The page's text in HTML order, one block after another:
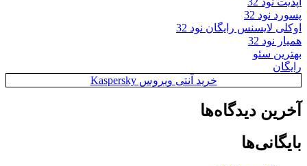
پسورد نود 32
اوکلی لایسنس رایگان نود 32
همیار نود 32
بهترین سئو
رایگان
خرید آنتی ویروس Kaspersky
آخرین دیدگاه‌ها
بایگانی‌ها